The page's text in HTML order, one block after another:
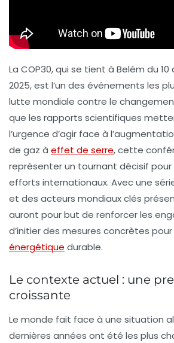
La COP30, qui se tient à Belém du 10
2025, est l’un des événements les
lutte mondiale contre le
que les rapports scientifiques
l’urgence d’agir face à
de gaz à effet de serre, cette
représenter un tournant décisif pour
efforts internationaux. Avec une
et des acteurs mondiaux clés
auront pour but de renforcer les
d’initier des mesures concrètes pour
énergétique durable.
Le contexte actuel : une
croissante
Le monde fait face à une situation
dernières années ont été les plus